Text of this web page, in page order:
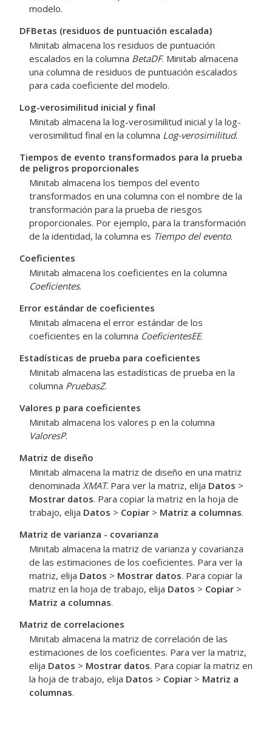
modelo.
DFBetas (residuos de puntuación escalada)
Minitab almacena los residuos de puntuación
escalados en la columna BetaDF. Minitab almacena
una columna de residuos de puntuación escalados
para cada coeficiente del modelo.
Log-verosimilitud inicial y final
Minitab almacena la log-verosimilitud inicial y la log-
verosimilitud final en la columna Log-verosimilitud.
Tiempos de evento transformados para la prueba
de peligros proporcionales
Minitab almacena los tiempos del evento
transformados en una columna con el nombre de la
transformación para la prueba de riesgos
proporcionales. Por ejemplo, para la transformación
de la identidad, la columna es Tiempo del evento.
Coeficientes
Minitab almacena los coeficientes en la columna
Coeficientes.
Error estándar de coeficientes
Minitab almacena el error estándar de los
coeficientes en la columna CoeficientesEE.
Estadísticas de prueba para coeficientes
Minitab almacena las estadísticas de prueba en la
columna PruebasZ.
Valores p para coeficientes
Minitab almacena los valores p en la columna
ValoresP.
Matriz de diseño
Minitab almacena la matriz de diseño en una matriz
denominada XMAT. Para ver la matriz, elija Datos >
Mostrar datos. Para copiar la matriz en la hoja de
trabajo, elija Datos > Copiar > Matriz a columnas.
Matriz de varianza - covarianza
Minitab almacena la matriz de varianza y covarianza
de las estimaciones de los coeficientes. Para ver la
matriz, elija Datos > Mostrar datos. Para copiar la
matriz en la hoja de trabajo, elija Datos > Copiar >
Matriz a columnas.
Matriz de correlaciones
Minitab almacena la matriz de correlación de las
estimaciones de los coeficientes. Para ver la matriz,
elija Datos > Mostrar datos. Para copiar la matriz en
la hoja de trabajo, elija Datos > Copiar > Matriz a
columnas.